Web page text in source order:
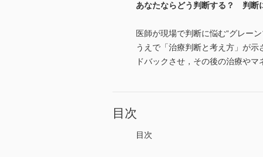
あなたならどう判断する？ 判断
医師が現場で判断に悩む“グレー
うえで「治療判断と考え方」が
ドバックさせ，その後の治療や
目次
目次